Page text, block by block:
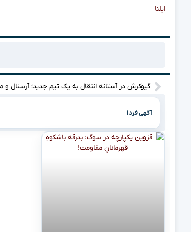
ایلنا
آگهی فردا